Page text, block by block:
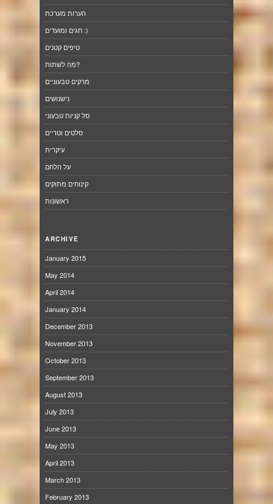
הערות מערכת
חגים ומועדים :)
טיפים קטנים
מה לשתות?
מרקים טבעוניים
נישנושים
סל קניות טבעוני
סלטים וטריים
עיקרית
על הלחם
קינוחים מתוקים
ראשונות
ARCHIVE
January 2015
May 2014
April 2014
January 2014
December 2013
November 2013
October 2013
September 2013
August 2013
July 2013
June 2013
May 2013
April 2013
March 2013
February 2013